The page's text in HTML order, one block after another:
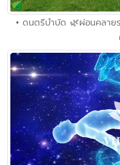
• ดนตรีบำบัด 🌿ผ่อนคลาย